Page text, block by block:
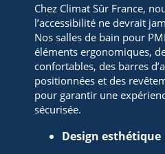
Chez Climat Sûr France,
l’accessibilité ne devrait
Nos salles de bain pour
éléments ergonomiques,
confortables, des barres
positionnées et des
pour garantir une
sécurisée.
Design esthétique